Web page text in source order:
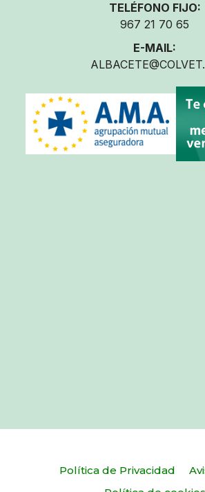
TELÉFONO FIJO:
967 21 70 65
E-MAIL:
Política de Privacidad